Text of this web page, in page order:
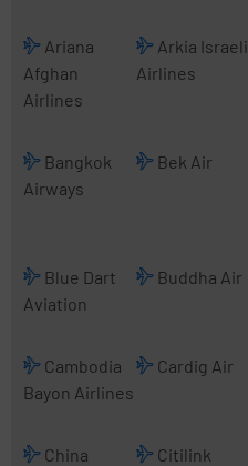
Ariana
Afghan
Airlines
Arkia Israeli
Airlines
Bangkok
Airways
Bek Air
Blue Dart
Aviation
Buddha Air
Cambodia
Bayon Airlines
Cardig Air
China
Citilink